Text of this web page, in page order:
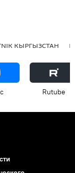
КЫРГЫЗСТАН
Rutube